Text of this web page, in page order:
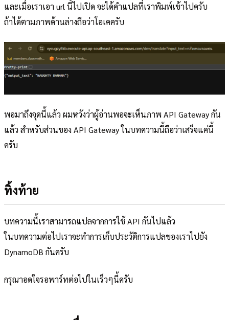
และเมื่อเราเอา url นี้ไปเปิด จะได้คำแปลที่เราพิมพ์เข้าไปครับ
ถ้าได้ตามภาพด้านล่างถือว่าโอเคครับ
พอมาถึงจุดนี้แล้ว ผมหวังว่าผู้อ่านพอจะเห็นภาพ API Gateway กัน
แล้ว สำหรับส่วนของ API Gateway ในบทความนี้ถือว่าเสร็จแค่นี้
ครับ
ทิ้งท้าย
บทความนี้เราสามารถแปลจากการใช้ API กันไปแล้ว
ในบทความต่อไปเราจะทำการเก็บประวัติการแปลของเราไปยัง
DynamoDB กันครับ
กรุณาอดใจรอพาร์ทต่อไปในเร็วๆนี้ครับ